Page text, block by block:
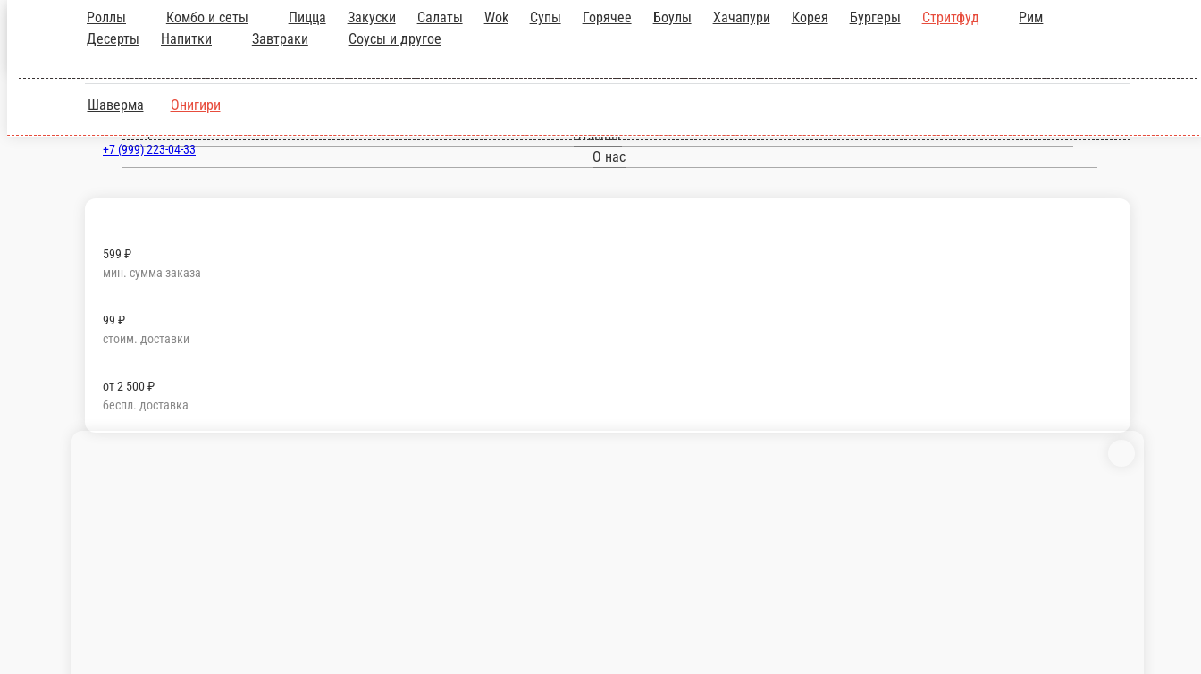
+7 (999) 223-04-33
Отзывы
О нас
599 ₽
мин. сумма заказа
99 ₽
стоим. доставки
от2 500 ₽
беспл. доставка
Роллы Комбо и сеты Пицца Закуски Салаты Wok Супы Горячее Боулы Хачапури Корея Бургеры Стритфуд
Рим
Десерты
Напитки Завтраки Соусы и другое
Шаверма Онигири